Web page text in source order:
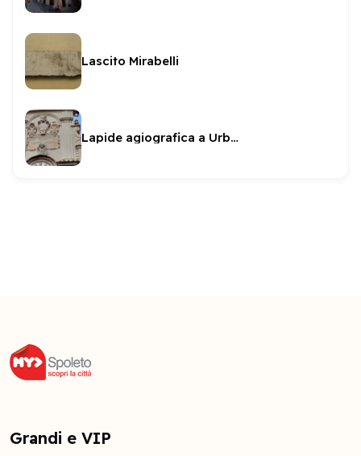
Lascito Mirabelli
Lapide agiografica a Urbano VIII
Grandi e VIP